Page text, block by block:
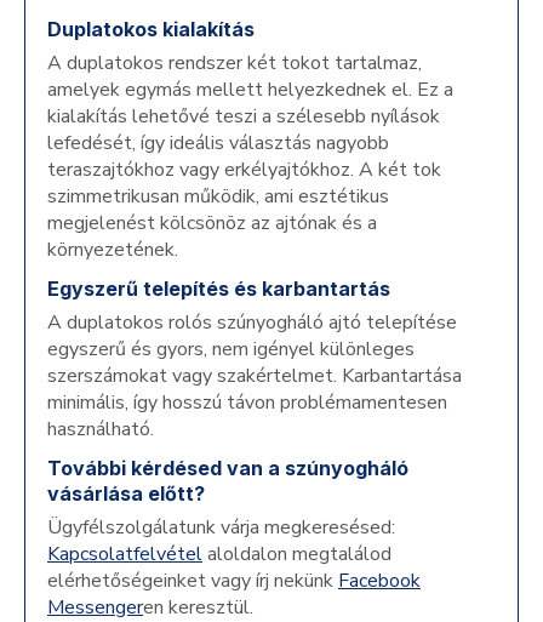
Duplatokos kialakítás
A duplatokos rendszer két tokot tartalmaz,
amelyek egymás mellett helyezkednek el. Ez a
kialakítás lehetővé teszi a szélesebb nyílások
lefedését, így ideális választás nagyobb
teraszajtókhoz vagy erkélyajtókhoz. A két tok
szimmetrikusan működik, ami esztétikus
megjelenést kölcsönöz az ajtónak és a
környezetének.
Egyszerű telepítés és karbantartás
A duplatokos rolós szúnyogháló ajtó telepítése
egyszerű és gyors, nem igényel különleges
szerszámokat vagy szakértelmet. Karbantartása
minimális, így hosszú távon problémamentesen
használható.
További kérdésed van a szúnyogháló
vásárlása előtt?
Ügyfélszolgálatunk várja megkeresésed:
Kapcsolatfelvételaloldalon megtalálod
elérhetőségeinket vagy írj nekünk Facebook
Messengeren keresztül.